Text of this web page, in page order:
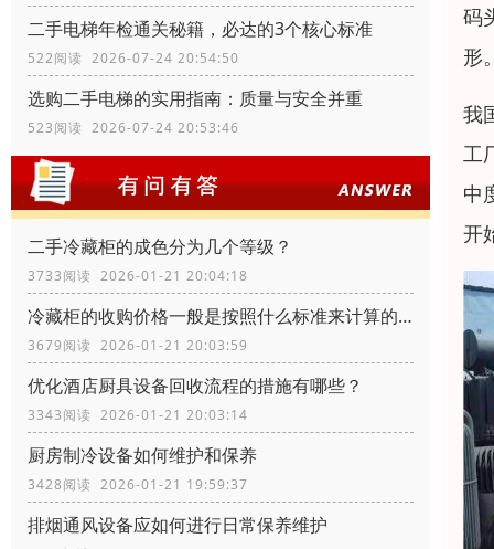
二手电梯年检通关秘籍，必达的3个核心标准
522阅读 2026-07-24 20:54:50
选购二手电梯的实用指南：质量与安全并重
523阅读 2026-07-24 20:53:46
二手冷藏柜的成色分为几个等级？
3733阅读 2026-01-21 20:04:18
冷藏柜的收购价格一般是按照什么标准来计算的？
3679阅读 2026-01-21 20:03:59
优化酒店厨具设备回收流程的措施有哪些？
3343阅读 2026-01-21 20:03:14
厨房制冷设备如何维护和保养
3428阅读 2026-01-21 19:59:37
排烟通风设备应如何进行日常保养维护
码
形
我
工
中
开